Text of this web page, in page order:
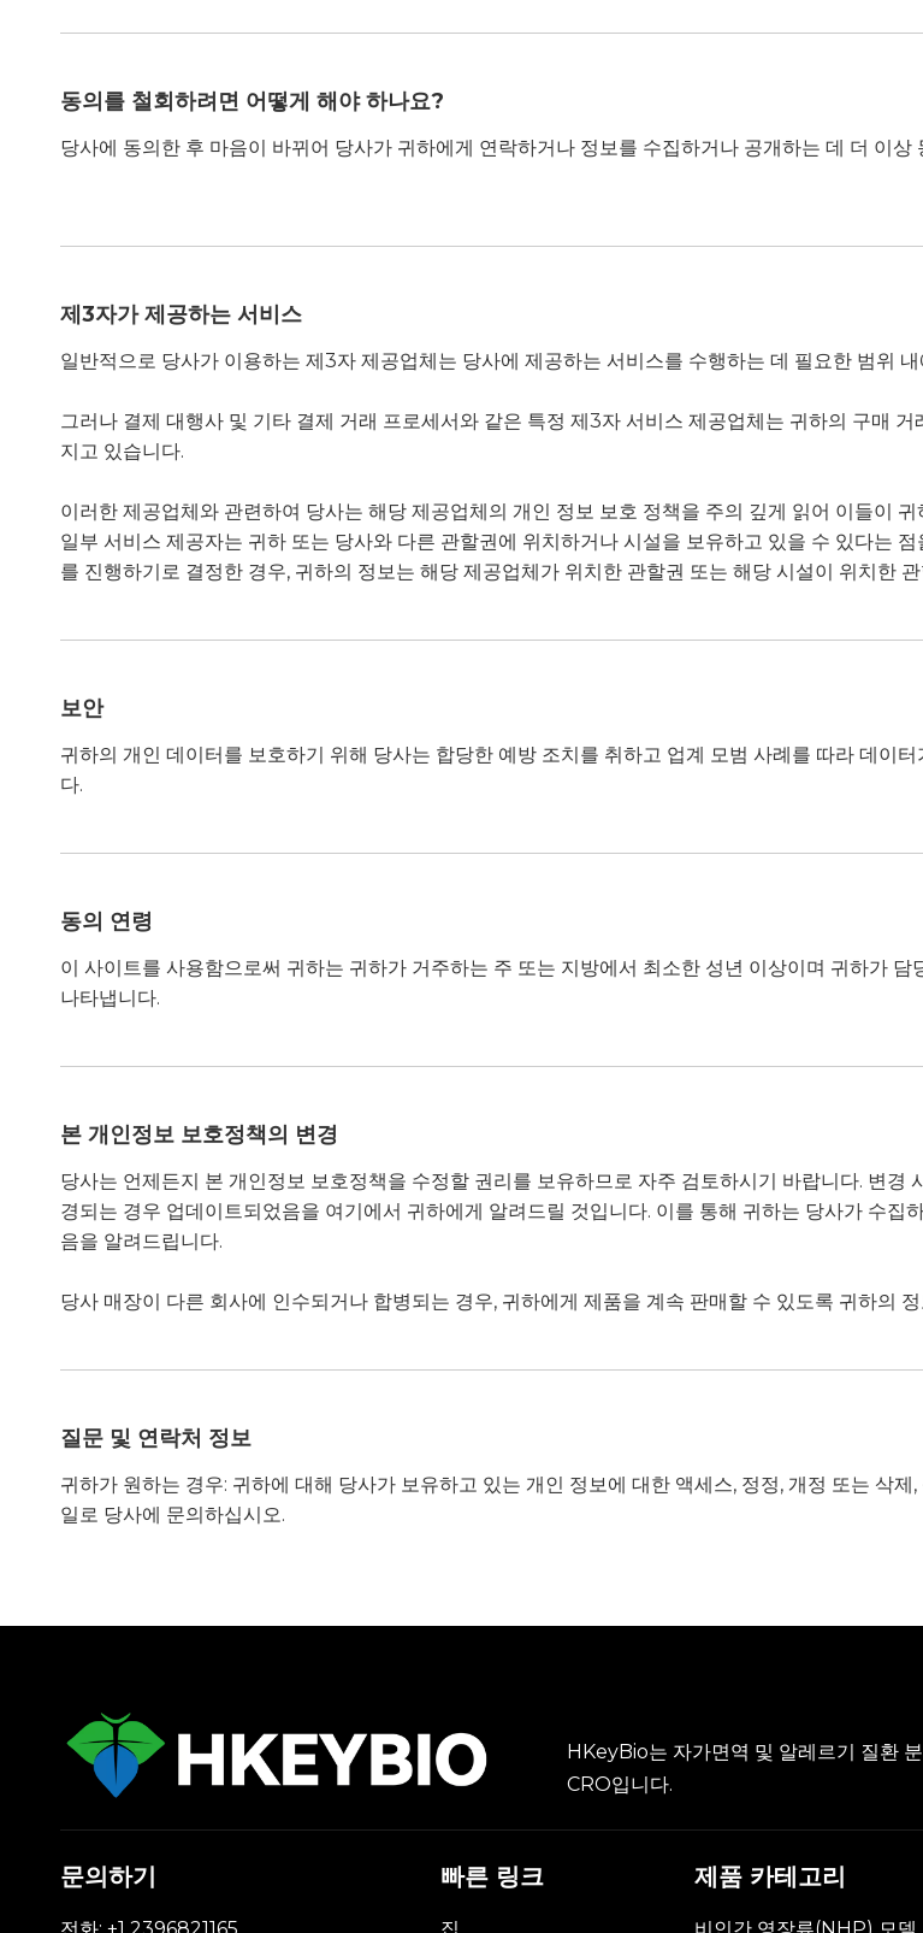
동의를 철회하려면 어떻게 해야 하나요?
당사에 동의한 후 마음이 바뀌어 당사가 귀하에게 연락하거나 정보를 수집하거나 공개하는 데 더 이
제3자가 제공하는 서비스
일반적으로 당사가 이용하는 제3자 제공업체는 당사에 제공하는 서비스를 수행하는 데 필요한 범위
그러나 결제 대행사 및 기타 결제 거래 프로세서와 같은 특정 제3자 서비스 제공업체는 귀하의 구매
지고 있습니다.
이러한 제공업체와 관련하여 당사는 해당 제공업체의 개인 정보 보호 정책을 주의 깊게 읽어 이들이
일부 서비스 제공자는 귀하 또는 당사와 다른 관할권에 위치하거나 시설을 보유하고 있을 수 있다는
를 진행하기로 결정한 경우, 귀하의 정보는 해당 제공업체가 위치한 관할권 또는 해당 시설이 위치한
보안
귀하의 개인 데이터를 보호하기 위해 당사는 합당한 예방 조치를 취하고 업계 모범 사례를 따라 데이
다.
동의 연령
이 사이트를 사용함으로써 귀하는 귀하가 거주하는 주 또는 지방에서 최소한 성년 이상이며 귀하가
나타냅니다.
본 개인정보 보호정책의 변경
당사는 언제든지 본 개인정보 보호정책을 수정할 권리를 보유하므로 자주 검토하시기 바랍니다. 변
경되는 경우 업데이트되었음을 ​​여기에서 귀하에게 알려드릴 것입니다. 이를 통해 귀하는 당사가 수집
음을 알려드립니다.
당사 매장이 다른 회사에 인수되거나 합병되는 경우, 귀하에게 제품을 계속 판매할 수 있도록 귀하의
질문 및 연락처 정보
귀하가 원하는 경우: 귀하에 대해 당사가 보유하고 있는 개인 정보에 대한 액세스, 정정, 개정 또는 삭
일로 당사에 문의하십시오.
HKeyBio는 자가면역 및 알레르기 질환
CRO입니다.
문의하기 빠른 링크 제품 카테고리